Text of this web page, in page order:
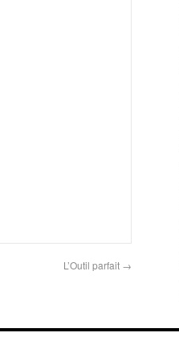
L’Outil parfait →